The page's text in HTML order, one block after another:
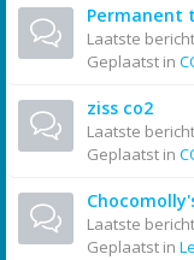
Permanent
Laatste
Geplaatst in
ziss co2
Laatste
Geplaatst in
Laatste
Geplaatst in